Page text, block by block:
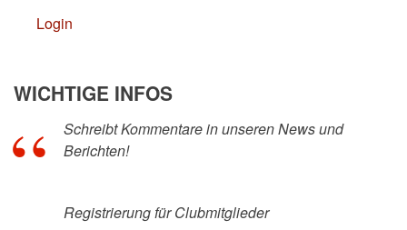
Login
WICHTIGE INFOS
Schreibt Kommentare in unseren News und
Berichten!
Registrierung für Clubmitglieder